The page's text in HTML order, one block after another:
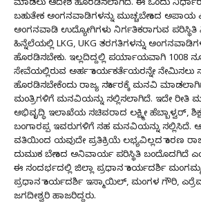
ಮಾಡಲು ಆದೇಶ ಹೊರಡಿಸಲಾಗಿದೆ. ಈ ಒಂದು
ಬಹುತೇಕ ಅಂಗನವಾಡಿಗಳನ್ನು ಮುಚ್ಚಬೇಕಾದ
ಅಂಗನವಾಡಿ ಉದ್ಯೋಗಿಗಳು ನಿರ್ಗತಿಕರಾಗುವ
ಹಿನ್ನೆಲೆಯಲ್ಲಿ LKG, UKG ತರಗತಿಗಳನ್ನು
ಹೊರಡಿಸಬೇಕು. ಇಲ್ಲದಿದ್ದಲ್ಲಿ ಪರ್ಯಾಯವಾಗಿ 1008
ಸೇವೆಯಲ್ಲಿರುವ ಅರ್ಹ ಕಾರ್ಯಕರ್ತೆಯರನ್ನೇ ನೇಮಿಸಲು
ಹೊರಡಿಸಬೇಕೆಂದು ರಾಜ್ಯ ಸರ್ಕಾರಕ್ಕೆ ಮನವಿ
ಮಂತ್ರಿಗಳಿಗೆ ಮನವಿಯನ್ನು ಸಲ್ಲಿಸಲಾಗಿದೆ. ಇದೇ ರೀತಿ
ಅಭಿವೃದ್ಧಿ ಇಲಾಖೆಯ ಸಚಿವರಾದ ಲಕ್ಷ್ಮೀ ಹೆಬ್ಬಾಳ್ವರ್,
ಬಂಗಾರಪ್ಪ ಇವರುಗಳಿಗೆ ಸಹ ಮನವಿಯನ್ನು ಸಲ್ಲಿಸಿದೆ.
ವತಿಯಿಂದ ಯವುದೇ ಪ್ರತಿಕ್ರಿಯೆ ಲಭ್ಯವಿಲ್ಲದ ಕಾರಣ
ದುಮುಕ ಬೇಕಾದ ಅನಿವಾರ್ಯ ಪರಿಸ್ಥಿತಿ ಬಂದೊದಗಿದೆ
ಈ ಸಂದರ್ಭದಲ್ಲಿ ಜಿಲ್ಲಾ ಪ್ರಧಾನ ಕಾರ್ಯದರ್ಶಿ
ಪ್ರಧಾನ ಕಾರ್ಯದರ್ಶಿ ಇಸ್ಮಾಯಿಲ್, ಮಂಗಳ ಗೌರಿ,
ಜಗದೀಶ್ವರಿ ಹಾಜರಿದ್ದರು.